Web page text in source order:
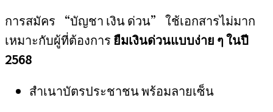
การสมัคร “บัญชา เงิน ด่วน” ใช้เอกสารไม่มาก
เหมาะกับผู้ที่ต้องการ ยืมเงินด่วนแบบง่าย ๆ ในปี
2568
สำเนาบัตรประชาชน พร้อมลายเซ็น